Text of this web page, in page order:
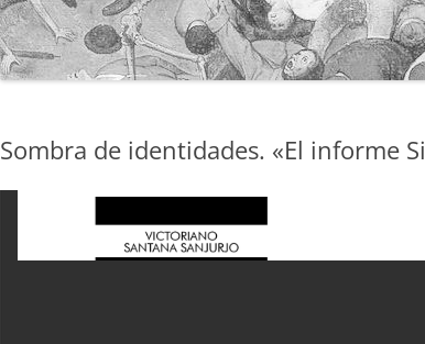
Sombra de identidades. «El informe